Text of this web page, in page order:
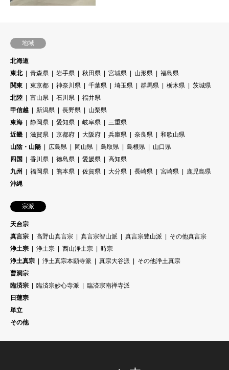
地域
北海道
東北
青森県 岩手県 秋田県 宮城県 山形県
福島県
関東
東京都 神奈川県 千葉県 埼玉県 群馬県 栃木県
茨城県
北陸
富山県 石川県
福井県
甲信越
新潟県 長野県
山梨県
東海
静岡県 愛知県 岐阜県
三重県
近畿
滋賀県 京都府 大阪府 兵庫県 奈良県
和歌山県
山陰・山陽
広島県 岡山県 鳥取県 島根県
山口県
四国
香川県 徳島県 愛媛県
高知県
九州
福岡県 熊本県 佐賀県 大分県 長崎県 宮崎県
鹿児島県
沖縄
宗派
天台宗
真言宗
高野山真言宗 真言宗智山派 真言宗豊山派
その他真言宗
浄土宗
浄土宗 西山浄土宗
時宗
浄土真宗
浄土真宗本願寺派 真宗大谷派
その他浄土真宗
曹洞宗
臨済宗
臨済宗妙心寺派
臨済宗南禅寺派
日蓮宗
単立
その他